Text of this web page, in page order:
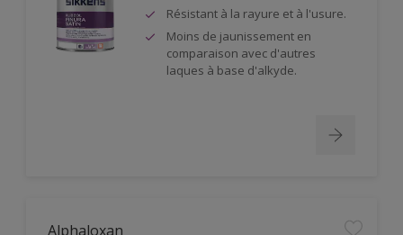
Résistant à la rayure et à l'usure.
Moins de jaunissement en
comparaison avec d'autres
laques à base d'alkyde.
Alphaloxan